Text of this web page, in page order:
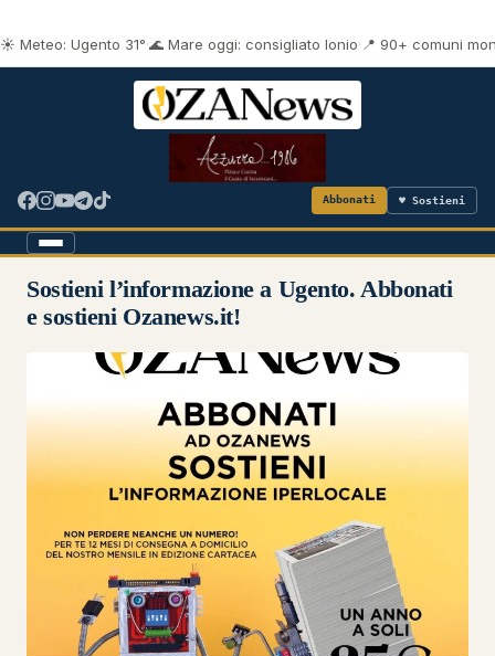
☀️ Meteo: Ugento 31°·🌊 Mare oggi: consigliato Ionio· 📍 90+ comuni
Abbonati ♥ Sostieni
Sostieni l’informazione a Ugento. Abbonati
e sostieni Ozanews.it!